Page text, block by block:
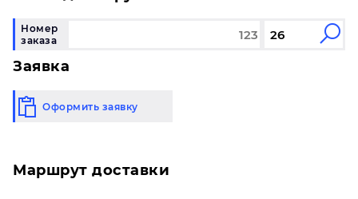
Номер
заказа
Заявка
Оформить заявку
Маршрут доставки